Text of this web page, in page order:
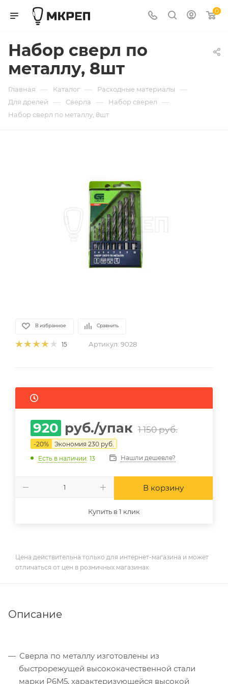
0
Набор сверл по
металлу, 8шт
Главная — Каталог — Расходные материалы —
Для дрелей — Сверла — Набор сверел —
Набор сверл по металлу, 8шт
В избранное Сравнить
15 Артикул: 9028
920 руб./упак 1 150руб.
-20% Экономия 230 руб.
Есть в наличии: 13 Нашли дешевле?
В корзину
Купить в 1 клик
Цена действительна только для интернет-магазина и может
отличаться от цен в розничных магазинах
Описание
Сверла по металлу изготовлены из
быстрорежущей высококачественной стали
марки Р6М5, характеризующейся высокой